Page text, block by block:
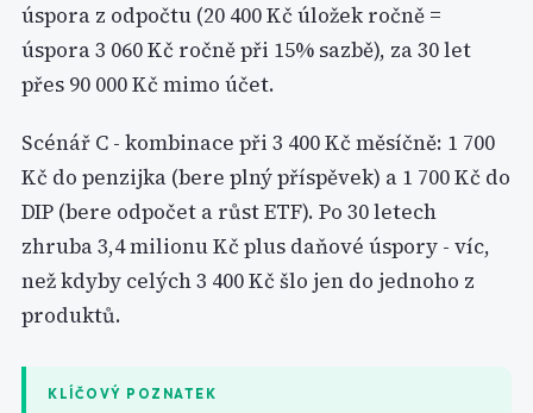
úspora z odpočtu (20 400 Kč úložek ročně =
úspora 3 060 Kč ročně při 15% sazbě), za 30 let
přes 90 000 Kč mimo účet.
Scénář C - kombinace při 3 400 Kč měsíčně: 1 700
Kč do penzijka (bere plný příspěvek) a 1 700 Kč do
DIP (bere odpočet a růst ETF). Po 30 letech
zhruba 3,4 milionu Kč plus daňové úspory - víc,
než kdyby celých 3 400 Kč šlo jen do jednoho z
produktů.
KLÍČOVÝ POZNATEK